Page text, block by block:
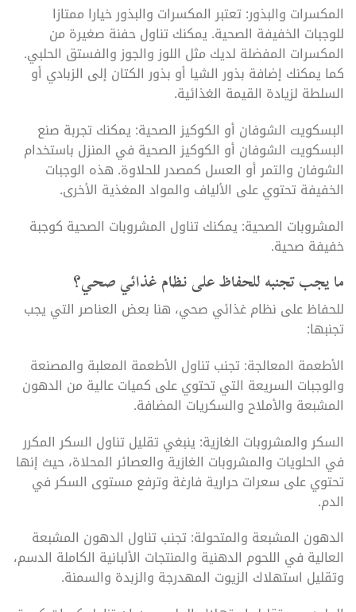
المكسرات والبذور: تعتبر المكسرات والبذور خيارا ممتازا
للوجبات الخفيفة الصحية. يمكنك تناول حفنة صغيرة من
المكسرات المفضلة لديك مثل اللوز والجوز والفستق الحلبي.
كما يمكنك إضافة بذور الشيا أو بذور الكتان إلى الزبادي أو
السلطة لزيادة القيمة الغذائية.
البسكويت الشوفان أو الكوكيز الصحية: يمكنك تجربة صنع
البسكويت الشوفان أو الكوكيز الصحية في المنزل باستخدام
الشوفان والتمر أو العسل كمصدر للحلاوة. هذه الوجبات
الخفيفة تحتوي على الألياف والمواد المغذية الأخرى.
المشروبات الصحية: يمكنك تناول المشروبات الصحية كوجبة
خفيفة صحية.
ما يجب تجنبه للحفاظ على نظام غذائي صحي؟
للحفاظ على نظام غذائي صحي، هنا بعض العناصر التي يجب
تجنبها:
الأطعمة المعالجة: تجنب تناول الأطعمة المعلبة والمصنعة
والوجبات السريعة التي تحتوي على كميات عالية من الدهون
المشبعة والأملاح والسكريات المضافة.
السكر والمشروبات الغازية: ينبغي تقليل تناول السكر المكرر
في الحلويات والمشروبات الغازية والعصائر المحلاة، حيث إنها
تحتوي على سعرات حرارية فارغة وترفع مستوى السكر في
الدم.
الدهون المشبعة والمتحولة: تجنب تناول الدهون المشبعة
العالية في اللحوم الدهنية والمنتجات الألبانية الكاملة الدسم،
وتقليل استهلاك الزيوت المهدرجة والزبدة والسمنة.